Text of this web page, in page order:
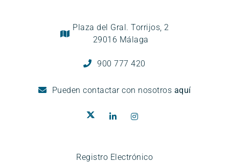
Plaza del Gral. Torrijos, 2
29016 Málaga
900 777 420
Pueden contactar con nosotros aquí
Registro Electrónico